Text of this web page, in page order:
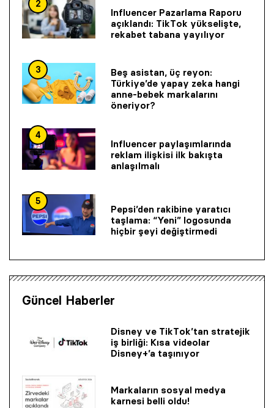
2
Influencer Pazarlama Raporu
açıklandı: TikTok yükselişte,
rekabet tabana yayılıyor
3
Beş asistan, üç reyon:
Türkiye’de yapay zeka hangi
anne-bebek markalarını
öneriyor?
4
Influencer paylaşımlarında
reklam ilişkisi ilk bakışta
anlaşılmalı
5
Pepsi’den rakibine yaratıcı
taşlama: “Yeni” logosunda
hiçbir şeyi değiştirmedi
Güncel Haberler
Disney ve TikTok’tan stratejik
iş birliği: Kısa videolar
Disney+’a taşınıyor
Markaların sosyal medya
karnesi belli oldu!